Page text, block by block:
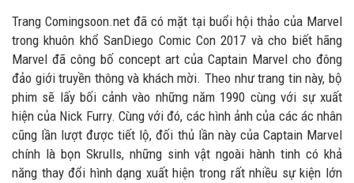
Trang Comingsoon.net đã có mặt tại buổi hội thảo của Marvel
trong khuôn khổ SanDiego Comic Con 2017 và cho biết hãng
Marvel đã công bố concept art của Captain Marvel cho đông
đảo giới truyền thông và khách mời. Theo như trang tin này, bộ
phim sẽ lấy bối cảnh vào những năm 1990 cùng với sự xuất
hiện của Nick Furry. Cùng với đó, các hình ảnh của các ác nhân
cũng lần lượt được tiết lộ, đối thủ lần này của Captain Marvel
chính là bọn Skrulls, những sinh vật ngoài hành tinh có khả
năng thay đổi hình dạng xuất hiện trong rất nhiều sự kiện lớn